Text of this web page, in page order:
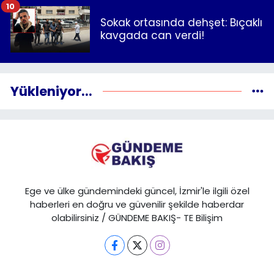
Sokak ortasında dehşet: Bıçaklı
kavgada can verdi!
10
Yükleniyor...
Ege ve ülke gündemindeki güncel, İzmir'le ilgili özel
haberleri en doğru ve güvenilir şekilde haberdar
olabilirsiniz / GÜNDEME BAKIŞ- TE Bilişim